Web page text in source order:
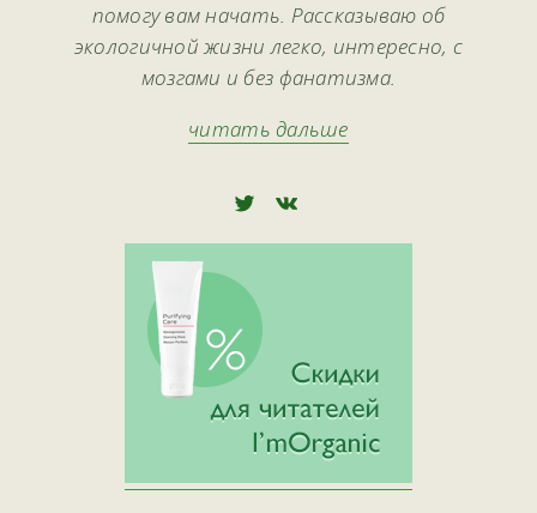
помогу вам начать. Рассказываю об
экологичной жизни легко, интересно, с
мозгами и без фанатизма.
читать дальше
🅃 🅅